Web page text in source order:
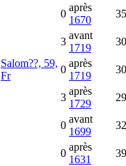
0
après
1670
3
avant
1719
Salom??, 59,
Fr
0
après
1719
3
après
1729
0
avant
1699
0
après
1631